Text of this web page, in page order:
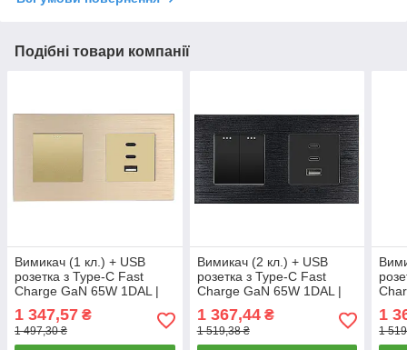
Подібні товари компанії
Вимикач (1 кл.) + USB
розетка з Type-C Fast
Charge GaN 65W 1DAL |
SW1G-FC65W.GD)
1 347,57 ₴
1 497,30 ₴
Вимикач (2 кл.) + USB
розетка з Type-C Fast
Charge GaN 65W 1DAL |
SW2G-FC65W.BL)
1 367,44₴
1 519,38 ₴
1
1